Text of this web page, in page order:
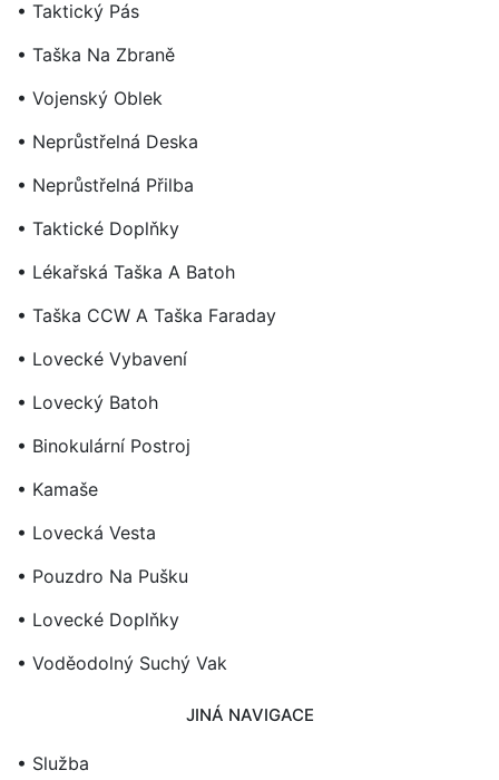
• Taktický Pás
• Taška Na Zbraně
• Vojenský Oblek
• Neprůstřelná Deska
• Neprůstřelná Přilba
• Taktické Doplňky
• Lékařská Taška A Batoh
• Taška CCW A Taška Faraday
• Lovecké Vybavení
• Lovecký Batoh
• Binokulární Postroj
• Kamaše
• Lovecká Vesta
• Pouzdro Na Pušku
• Lovecké Doplňky
• Voděodolný Suchý Vak
JINÁ NAVIGACE
• Služba